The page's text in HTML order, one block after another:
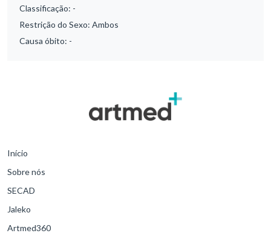
Classificação: -
Restrição do Sexo: Ambos
Causa óbito: -
Início
Sobre nós
SECAD
Jaleko
Artmed360